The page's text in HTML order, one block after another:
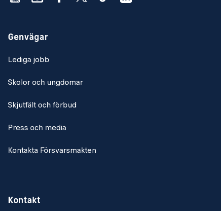
Genvägar
Lediga jobb
Skolor och ungdomar
Skjutfält och förbud
Press och media
Kontakta Försvarsmakten
Kontakt